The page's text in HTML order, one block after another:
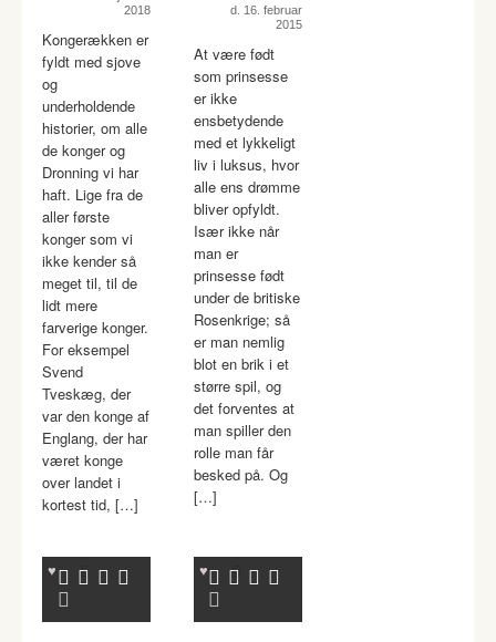
2018
Kongerækken er
fyldt med sjove
og
underholdende
historier, om alle
de konger og
Dronning vi har
haft. Lige fra de
aller første
konger som vi
ikke kender så
meget til, til de
lidt mere
farverige konger.
For eksempel
Svend
Tveskæg, der
var den konge af
Englang, der har
været konge
over landet i
kortest tid, […]
d. 16. februar
2015
At være født
som prinsesse
er ikke
ensbetydende
med et lykkeligt
liv i luksus, hvor
alle ens drømme
bliver opfyldt.
Især ikke når
man er
prinsesse født
under de britiske
Rosenkrige; så
er man nemlig
blot en brik i et
større spil, og
det forventes at
man spiller den
rolle man får
besked på. Og
[…]